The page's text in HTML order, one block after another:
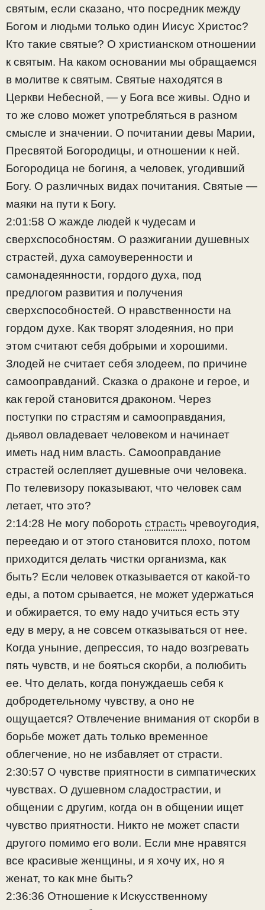
святым, если сказано, что посредник между
Богом и людьми только один Иисус Христос?
Кто такие святые? О христианском отношении
к святым. На каком основании мы обращаемся
в молитве к святым. Святые находятся в
Церкви Небесной, — у Бога все живы. Одно и
то же слово может употребляться в разном
смысле и значении. О почитании девы Марии,
Пресвятой Богородицы, и отношении к ней.
Богородица не богиня, а человек, угодивший
Богу. О различных видах почитания. Святые —
маяки на пути к Богу.
2:01:58 О жажде людей к чудесам и
сверхспособностям. О разжигании душевных
страстей, духа самоуверенности и
самонадеянности, гордого духа, под
предлогом развития и получения
сверхспособностей. О нравственности на
гордом духе. Как творят злодеяния, но при
этом считают себя добрыми и хорошими.
Злодей не считает себя злодеем, по причине
самооправданий. Сказка о драконе и герое, и
как герой становится драконом. Через
поступки по страстям и самооправдания,
дьявол овладевает человеком и начинает
иметь над ним власть. Самооправдание
страстей ослепляет душевные очи человека.
По телевизору показывают, что человек сам
летает, что это?
2:14:28 Не могу побороть страсть чревоугодия,
переедаю и от этого становится плохо, потом
приходится делать чистки организма, как
быть? Если человек отказывается от какой-то
еды, а потом срывается, не может удержаться
и обжирается, то ему надо учиться есть эту
еду в меру, а не совсем отказываться от нее.
Когда уныние, депрессия, то надо возгревать
пять чувств, и не бояться скорби, а полюбить
ее. Что делать, когда понуждаешь себя к
добродетельному чувству, а оно не
ощущается? Отвлечение внимания от скорби в
борьбе может дать только временное
облегчение, но не избавляет от страсти.
2:30:57 О чувстве приятности в симпатических
чувствах. О душевном сладострастии, и
общении с другим, когда он в общении ищет
чувство приятности. Никто не может спасти
другого помимо его воли. Если мне нравятся
все красивые женщины, и я хочу их, но я
женат, то как мне быть?
2:36:36 Отношение к Искусственному